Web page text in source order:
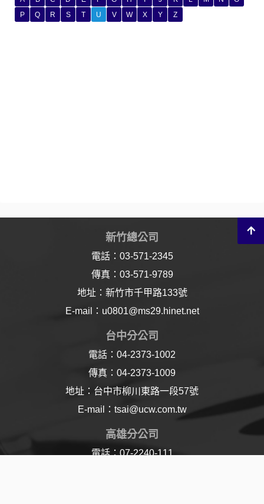
P
Q R S T U V W X Y Z
新竹總公司
電話：03-571-2345
傳真：03-571-9789
地址：新竹市千甲路133號
E-mail：u0801@ms29.hinet.net
台中分公司
電話：04-2373-1002
傳真：04-2373-1009
地址：台中市柳川東路一段57號
E-mail：tsai@ucw.com.tw
高雄分公司
電話：07-2240-111